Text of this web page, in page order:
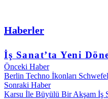
Haberler
İş Sanat’ta Yeni
Önceki Haber
Berlin Techno İkonları
Sonraki Haber
Karsu İle Büyülü Bir Akşam İş